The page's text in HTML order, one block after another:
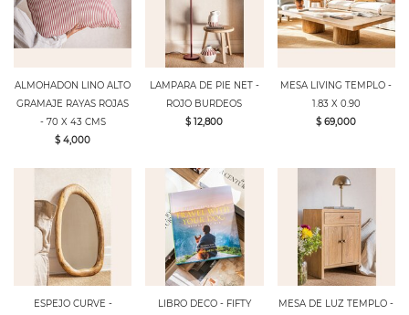
ALMOHADON LINO ALTO
GRAMAJE RAYAS ROJAS
- 70 X 43 CMS
$ 4,000
LAMPARA DE PIE NET -
ROJO BURDEOS
$ 12,800
MESA LIVING TEMPLO -
1.83 X 0.90
$ 69,000
ESPEJO CURVE -
LIBRO DECO - FIFTY
MESA DE LUZ TEMPLO -